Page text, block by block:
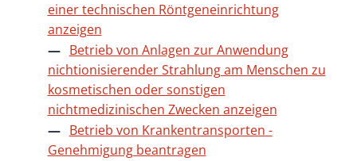
einer technischen Röntgeneinrichtung
anzeigen
Betrieb von Anlagen zur Anwendung
nichtionisierender Strahlung am Menschen zu
kosmetischen oder sonstigen
nichtmedizinischen Zwecken anzeigen
Betrieb von Krankentransporten -
Genehmigung beantragen